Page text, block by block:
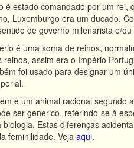
é estado comandado por um
Luxemburgo era um ducado.
de governo milenarista e/
é uma soma de reinos,
reinos, assim era o Império
foi usado para designar um
é um animal racional
ser genérico, referindo-se à
Estas diferenças
feminilidade. Vejaaqui.